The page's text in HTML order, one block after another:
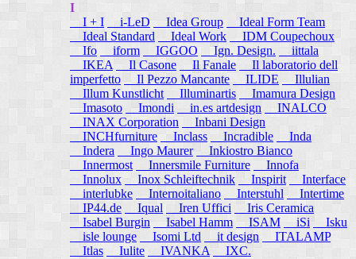
I
I + I
i-LeD Idea Group
Ideal Form Team
Ideal Standard
Ideal Work
IDM Coupechoux
Ifo
iform IGGOO Ign. Design.
iittala
IKEA
Il Casone Il Fanale
Il laboratorio dell
imperfetto
Il Pezzo Mancante ILIDE
Illulian
Illum Kunstlicht
Illuminartis
Imamura Design
Imasoto
Imondi in.es artdesign
INALCO
INAX Corporation
Inbani Design
INCHfurniture
Inclass Incradible
Inda
Indera
Ingo Maurer
Inkiostro Bianco
Innermost
Innersmile Furniture
Innofa
Innolux
Inox Schleiftechnik Inspirit
Interface
interlubke
Internoitaliano Interstuhl
Intertime
IP44.de
Iqual Iren Uffici
Iris Ceramica
Isabel Burgin
Isabel Hamm ISAM iSi Isku
isle lounge
Isomi Ltd it design
ITALAMP
Itlas
Iulite IVANKA IXC.